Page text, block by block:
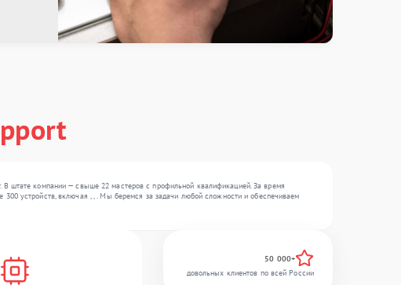
штате компании — свыше 22 мастеров с профильной квалификацией. За время
устройств, включая , , . Мы беремся за задачи любой сложности и обеспечиваем
50 000+
довольных клиентов по всей России